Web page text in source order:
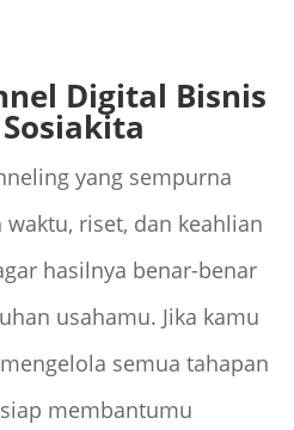
Digital Bisnis
yang sempurna
riset, dan keahlian
hasilnya benar-benar
usahamu. Jika kamu
semua tahapan
siap membantumu